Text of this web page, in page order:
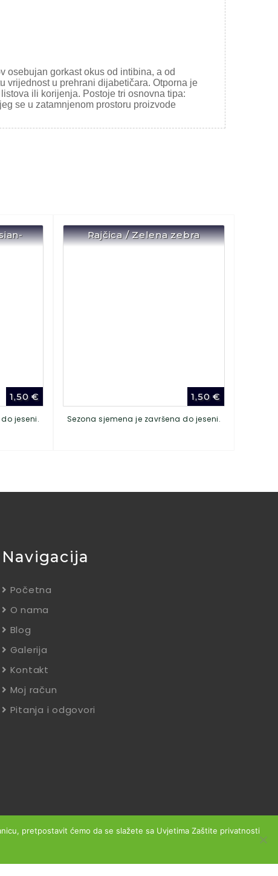
osebujan gorkast okus od intibina, a od
vrijednost u prehrani dijabetičara. Otporna je
ili korijenja. Postoje tri osnovna tipa:
se u zatamnjenom prostoru proizvode
1,50€
jeseni.
Rajčica / Zelena zebra
1,50€
Sezona sjemena je završena do jeseni.
Navigacija
Početna
O nama
Blog
Galerija
Kontakt
Moj račun
Pitanja i odgovori
pretpostavit ćemo da se slažete sa Uvjetima Zaštite privatnosti